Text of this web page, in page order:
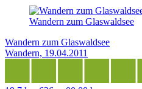
Wandern zum Glaswaldsee
Wandern zum Glaswaldsee
Wandern, 19.04.2011